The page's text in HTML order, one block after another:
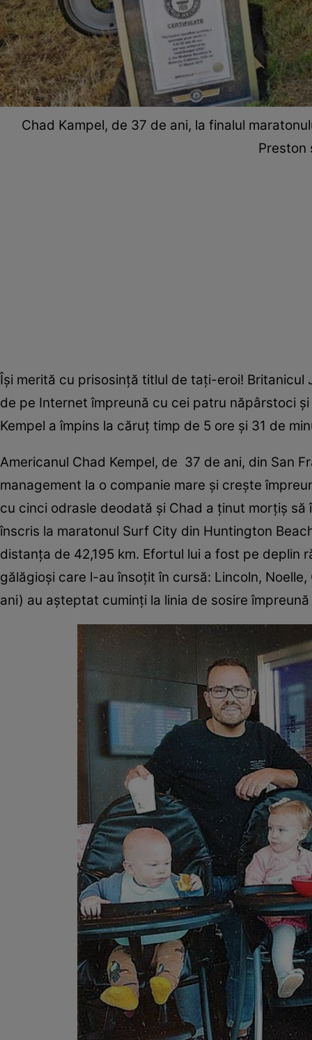
Chad Kampel, de 37 de ani, la finalul
Preston
Îşi merită cu prisosinţă titlul de taţi-eroi!
de pe Internet împreună cu cei patru năpârs­toci
Kempel a împins la căruţ timp de 5 ore şi 31 de
Americanul Chad Kempel, de 37 de ani, din San
management la o companie mare şi creşte
cu cinci odrasle deodată şi Chad a ţinut morţiş
înscris la maratonul Surf City din Huntington
distanţa de 42,195 km. Efortul lui a fost pe deplin
gălăgioşi care l-au însoţit în cursă: Lincoln,
ani) au aşteptat cuminţi la linia de sosire împreună